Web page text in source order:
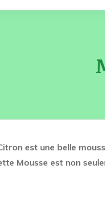
est une belle
Mousse est non